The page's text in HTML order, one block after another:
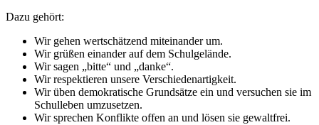
Dazu gehört:
Wir gehen wertschätzend miteinander um.
Wir grüßen einander auf dem Schulgelände.
Wir sagen „bitte“ und „danke“.
Wir respektieren unsere Verschiedenartigkeit.
Wir üben demokratische Grundsätze ein und versuchen sie im
Schulleben umzusetzen.
Wir sprechen Konflikte offen an und lösen sie gewaltfrei.